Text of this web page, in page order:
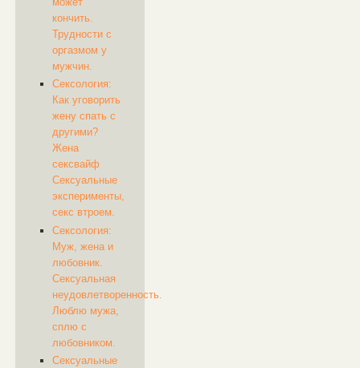
кончить.
Трудности с
оргазмом у
мужчин.
Сексология:
Как уговорить
жену спать с
другими?
Жена
сексвайф
Сексуальные
эксперименты,
секс втроем.
Сексология:
Муж, жена и
любовник.
Сексуальная
неудовлетворенность.
Люблю мужа,
сплю с
любовником.
Сексуальные